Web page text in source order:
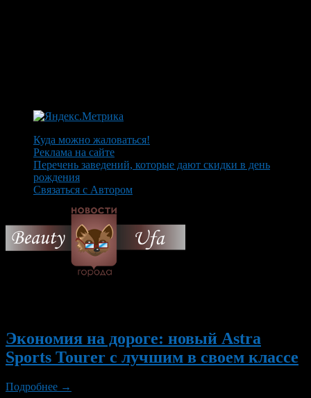
Куда можно жаловаться!
Реклама на сайте
Перечень заведений, которые дают скидки в день
рождения
Связаться с Автором
Экономия на дороге: новый Astra
Sports Tourer с лучшим в своем классе
Подробнее →